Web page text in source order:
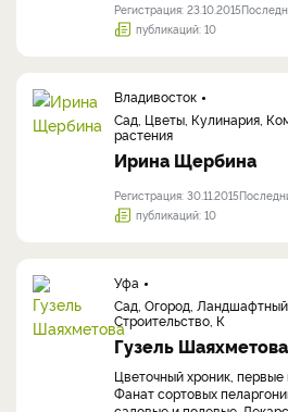
Регистрация: 23.10.2015
публикаций: 10
Владивосток
Сад, Цветы, Кулинария,
растения
Ирина Щербина
Регистрация: 30.11.2015
публикаций: 10
Уфа
Сад, Огород, Ландшафтный
Строительство, К
Гузель Шаяхметова
Цветочный хроник, первые
Фанат сортовых